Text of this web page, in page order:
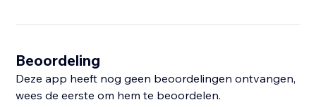
Beoordeling
Deze app heeft nog geen beoordelingen ontvangen,
wees de eerste om hem te beoordelen.